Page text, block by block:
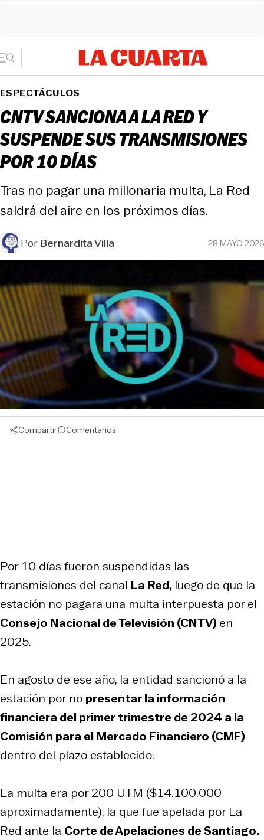
ESPECTÁCULOS
CNTV SANCIONA A LA RED Y
SUSPENDE SUS TRANSMISIONES
POR 10 DÍAS
Tras no pagar una millonaria multa, La Red
saldrá del aire en los próximos días.
PorBernardita Villa 28 MAYO 2026
Compartir Comentarios
Por 10 días fueron suspendidas las
transmisiones del canal La Red, luego de que la
estación no pagara una multa interpuesta por el
Consejo Nacional de Televisión (CNTV) en
2025.
En agosto de ese año, la entidad sancionó a la
estación por no presentar la información
financiera del primer trimestre de 2024 a la
Comisión para el Mercado Financiero (CMF)
dentro del plazo establecido.
La multa era por 200 UTM ($14.100.000
aproximadamente), la que fue apelada por La
Red ante la Corte de Apelaciones de Santiago.